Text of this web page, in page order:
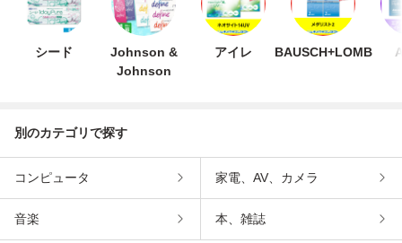
シード
Johnson &
Johnson
アイレ BAUSCH+LOMB
別のカテゴリで探す
コンピュータ 家電、AV、カメラ
音楽 本、雑誌